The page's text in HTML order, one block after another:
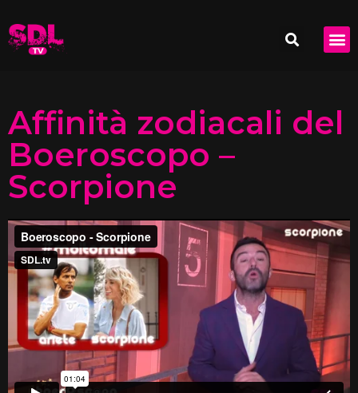
Affinità zodiacali del
Boeroscopo –
Scorpione